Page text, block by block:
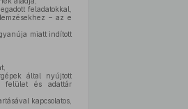
feladatokkal,
– az e
miatt indított
által nyújtott
felület és adattár
kapcsolatos,